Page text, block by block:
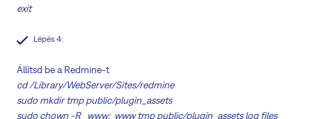
exit
Lépés 4:
Állítsd be a Redmine-t
cd /Library/WebServer/Sites/redmine
sudo mkdir tmp public/plugin_assets
sudo chown -R _www:_www tmp public/plugin_assets log files